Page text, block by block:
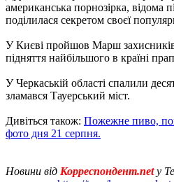
американська порнозірка, відома
поділилася секретом своєї
У Києві пройшов Марш захисників
підняття найбільшого в країні
У Черкаській області спалили
зламався Тауерський міст.
Дивіться також: Пожежне пиво,
фото дня 21 серпня.
Новини від Корреспондент.net у